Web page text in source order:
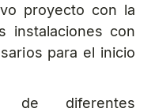
proyecto con la
instalaciones con
para el inicio
de diferentes